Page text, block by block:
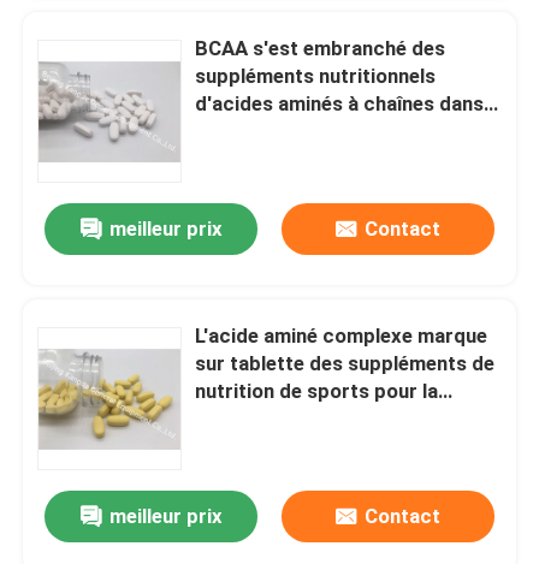
BCAA s'est embranché des
suppléments nutritionnels
d'acides aminés à chaînes dans
meilleur prix Contact
L'acide aminé complexe marque
sur tablette des suppléments de
nutrition de sports pour la
meilleur prix Contact